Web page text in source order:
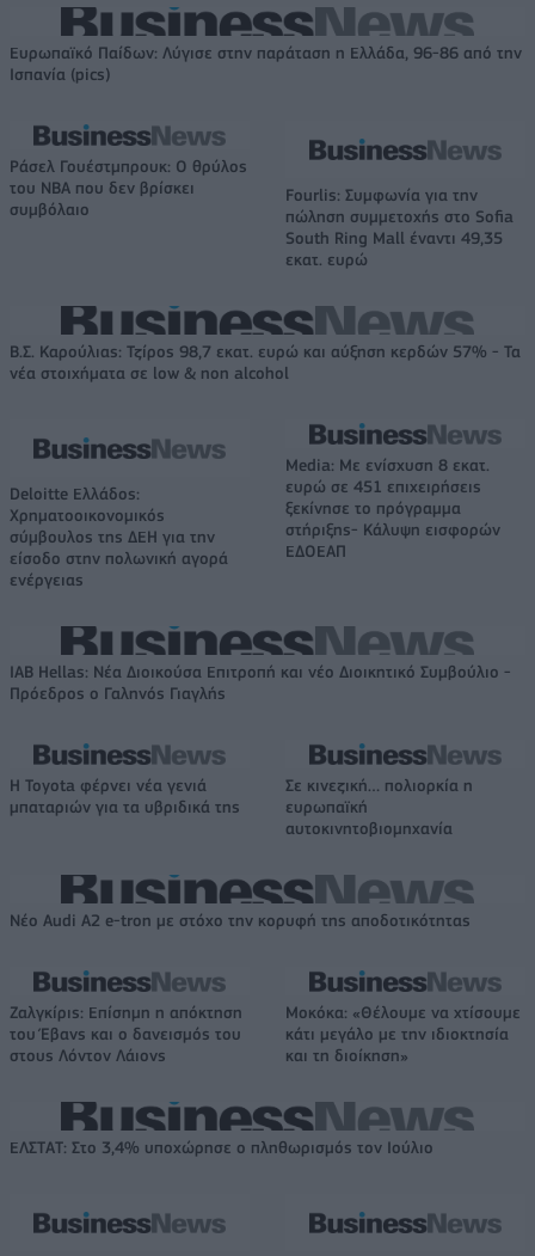
Ευρωπαϊκό Παίδων: Λύγισε στην παράταση η Ελλάδα, 96-86 από την
Ισπανία (pics)
Ράσελ Γουέστμπρουκ: Ο θρύλος
του NBA που δεν βρίσκει
συμβόλαιο
Fourlis: Συμφωνία για την
πώληση συμμετοχής στο Sofia
South Ring Mall έναντι 49,35
εκατ. ευρώ
Β.Σ. Καρούλιας: Τζίρος 98,7 εκατ. ευρώ και αύξηση κερδών 57% - Τα
νέα στοιχήματα σε low & non alcohol
Deloitte Ελλάδος:
Χρηματοοικονομικός
σύμβουλος της ΔΕΗ για την
είσοδο στην πολωνική αγορά
ενέργειας
Media: Με ενίσχυση 8 εκατ.
ευρώ σε 451 επιχειρήσεις
ξεκίνησε το πρόγραμμα
στήριξης- Κάλυψη εισφορών
ΕΔΟΕΑΠ
IAB Hellas: Νέα Διοικούσα Επιτροπή και νέο Διοικητικό Συμβούλιο -
Πρόεδρος ο Γαληνός Γιαγλής
Η Toyota φέρνει νέα γενιά
μπαταριών για τα υβριδικά της
Σε κινεζική… πολιορκία η
ευρωπαϊκή
αυτοκινητοβιομηχανία
Νέο Audi A2 e-tron με στόχο την κορυφή της αποδοτικότητας
Ζαλγκίρις: Επίσημη η απόκτηση
του Έβανς και ο δανεισμός του
στους Λόντον Λάιονς
Μοκόκα: «Θέλουμε να χτίσουμε
κάτι μεγάλο με την ιδιοκτησία
και τη διοίκηση»
ΕΛΣΤΑΤ: Στο 3,4% υποχώρησε ο πληθωρισμός τον Ιούλιο